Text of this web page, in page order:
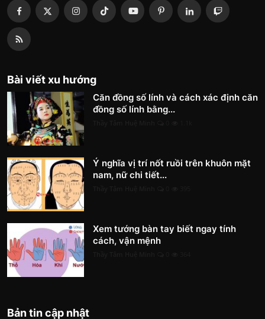
Bài viết xu hướng
Căn đồng số lính và cách xác định căn
đồng số lính bằng...
Ý nghĩa vị trí nốt ruồi trên khuôn mặt
nam, nữ chi tiết...
Xem tướng bàn tay biết ngay tính
cách, vận mệnh
Bản tin cập nhật